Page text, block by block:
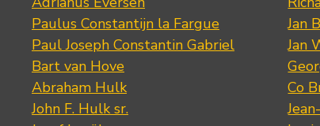
Paulus Constantijn la Fargue
Paul Joseph Constantin Gabriel
Bart van Hove
Abraham Hulk
John F. Hulk sr.
Jan
Jan
Co